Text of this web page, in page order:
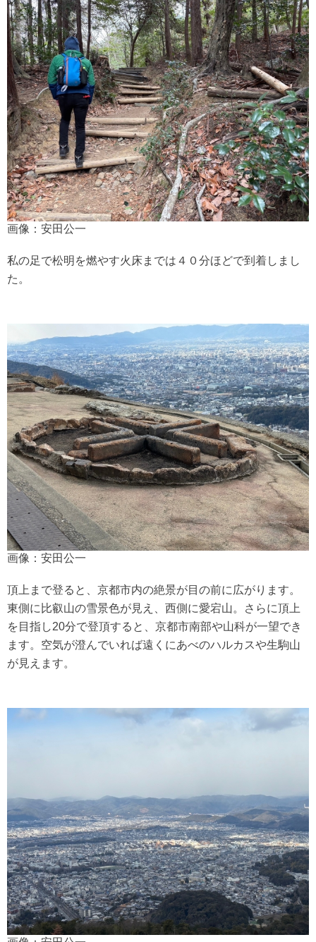
画像：安田公一
私の足で松明を燃やす火床までは４０分ほどで到着しまし
た。
画像：安田公一
頂上まで登ると、京都市内の絶景が目の前に広がります。
東側に比叡山の雪景色が見え、西側に愛宕山。さらに頂上
を目指し20分で登頂すると、京都市南部や山科が一望でき
ます。空気が澄んでいれば遠くにあべのハルカスや生駒山
が見えます。